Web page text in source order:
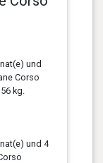
und
Corso
kg.
und 4